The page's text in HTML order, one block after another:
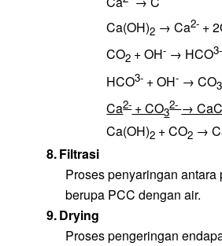
Ca(OH)2 →Ca2- +
CO2 + OH- → HCO3-
HCO3- + OH- → CO3
Ca2-+ CO3
2- →
Ca(OH)2 + CO2 →
8.Filtrasi
Proses penyaringan antara
berupa PCC dengan air.
9.Drying
Proses pengeringan